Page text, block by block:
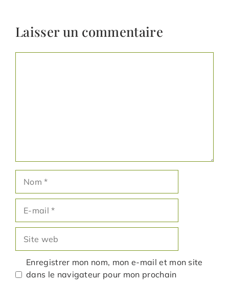
Laisser un commentaire
mail
web
Enregistrer mon nom, mon e-mail et mon site
dans le navigateur pour mon prochain